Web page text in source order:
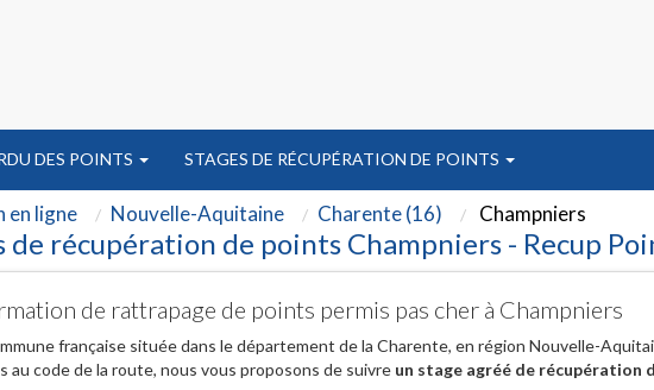
DES POINTS STAGES DE RÉCUPÉRATION DE POINTS
en ligne Nouvelle-Aquitaine Charente (16) Champniers
de récupération de points Champniers - Recup
de rattrapage de points permis pas cher à Champniers
française située dans le département de la Charente, en région Nouvelle-
code de la route, nous vous proposons de suivre un stage agréé de récupération